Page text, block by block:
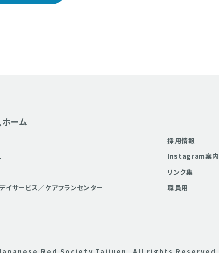
ーム
イサービス／ケアプランセンター
採用情報
Instagram案内
リンク集
職員用